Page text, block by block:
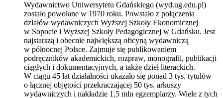
Wydawnictwo Uniwersytetu Gdańskiego (wyd.ug.edu.pl)
zostało powołane w 1970 roku. Powstało z połączenia
działów wydawniczych Wyższej Szkoły Ekonomicznej
w Sopocie i Wyższej Szkoły Pedagogicznej w Gdańsku. Jest
najstarszą i obecnie największą oficyną wydawniczą
w północnej Polsce. Zajmuje się publikowaniem
podręczników akademickich, rozpraw, monografii, publikacji
ciągłych i dokumentacyjnych, a także dzieł literackich.
W ciągu 45 lat działalności ukazało się ponad 3 tys. tytułów
o łącznej objętości przekraczającej 50 tys. arkuszy
wydawniczych i nakładzie 1,5 mln egzemplarzy. Wiele z tych